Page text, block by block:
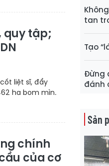
quy tập;
liệt sĩ, đẩy
ha bom mìn.
chính
của cơ
tan
Tạo
Đừng
đánh
Sản